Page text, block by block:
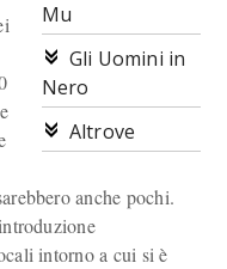
Mu
Gli Uomini in
Nero
Altrove
anche pochi.
intorno a cui si è